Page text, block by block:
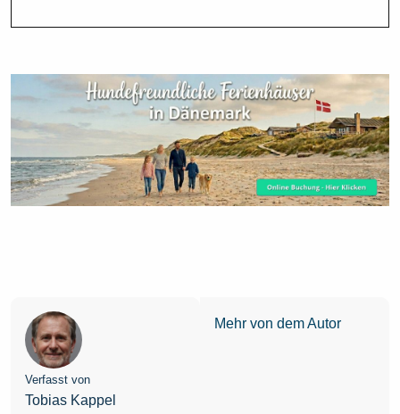
Verfasst von
Tobias Kappel
Mehr von dem Autor